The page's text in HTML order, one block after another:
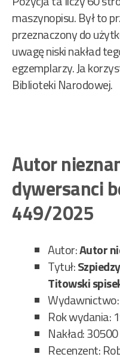
maszynopisu. Był to
przeznaczony do
uwagę niski nakład
egzemplarzy. Ja
Biblioteki Narodowej.
Autor
dywersanci
449/2025
Autor:Autor
Tytuł:
Titowski
Rok wydania:
Nakład: 30500
Recenzent: